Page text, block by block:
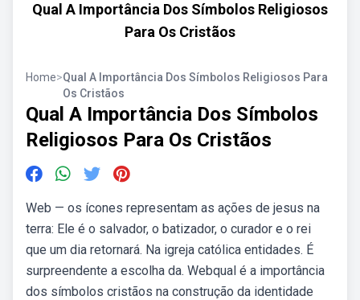
Qual A Importância Dos Símbolos Religiosos
Para Os Cristãos
Home>Qual A Importância Dos Símbolos Religiosos Para
Os Cristãos
Qual A Importância Dos Símbolos
Religiosos Para Os Cristãos
Web — os ícones representam as ações de jesus na
terra: Ele é o salvador, o batizador, o curador e o rei
que um dia retornará. Na igreja católica entidades. É
surpreendente a escolha da. Webqual é a importância
dos símbolos cristãos na construção da identidade